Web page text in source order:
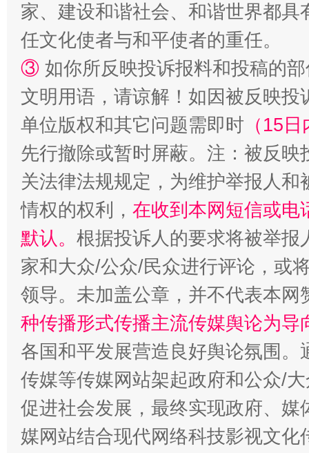
家、建设和谐社会、和谐世界都
任文化使者与和平使者的重任。
③ 如你所反映投诉报料和投稿的
文明用语，请谅解！如因被反映
单位版权和其它问题需即时 （15
先行撤除或暂时屏蔽。注：被反
关法律法规规定，为维护举报人
情权的权利， 在收到本网短信或电
默认。 根据投诉人的要求将被举
家和大众/公众/民众进行评论，或
领导。未加盖公章，并不代表本
种传播形式传播主流传媒舆论为导
各国和平发展营造良好舆论氛围
传媒等传媒网站架起政府和公众/
促进社会发展，最终实现政府、
媒网站结合现代网络科技影视文